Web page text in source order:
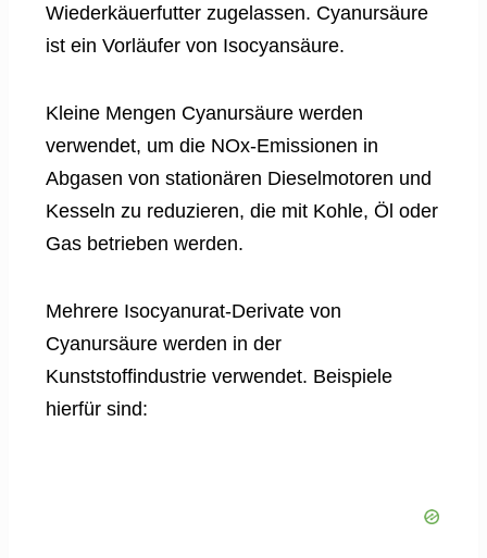
Wiederkäuerfutter zugelassen. Cyanursäure
ist ein Vorläufer von Isocyansäure.
Kleine Mengen Cyanursäure werden
verwendet, um die NOx-Emissionen in
Abgasen von stationären Dieselmotoren und
Kesseln zu reduzieren, die mit Kohle, Öl oder
Gas betrieben werden.
Mehrere Isocyanurat-Derivate von
Cyanursäure werden in der
Kunststoffindustrie verwendet. Beispiele
hierfür sind: